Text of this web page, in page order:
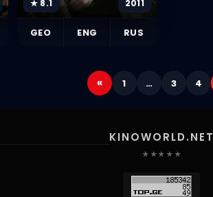
★ 8.1 2011
GEO ENG RUS
« 1 … 3 4
KINOWORLD.NET
★ ★ ★ ★ ★